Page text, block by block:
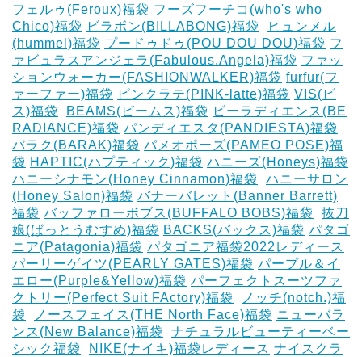
フェルゥ(Feroux)福袋 フーズフーチコ(who's who
Chico)福袋 ビラボン(BILLABONG)福袋
ヒュンメル
(hummel)福袋 プードゥドゥ(POU DOU DOU)福袋 フ
ァビュラスアンジェラ(Fabulous.Angela)福袋 ファッ
ションウォーカー(FASHIONWALKER)福袋 furfur(フ
ァーファー)福袋 ピンクラテ(PINK-latte)福袋 VIS(ビ
ス)福袋
BEAMS(ビームス)福袋 ビーラディエンス(BE
RADIANCE)福袋 パンディエスタ(PANDIESTA)福袋
バラク(BARAK)福袋 パメオポーズ(PAMEO POSE)福
袋 HAPTIC(ハプティック)福袋 ハニーズ(Honeys)福袋
ハニーシナモン(Honey Cinnamon)福袋
ハニーサロン
(Honey Salon)福袋 バナーバレット(Banner Barrett)
福袋 バッファローボブス(BUFFALO BOBS)福袋
抜刀
娘(ばっとうむすめ)福袋 BACKS(バックス)福袋 パタゴ
ニア(Patagonia)福袋 パタゴニア福袋2022レディース
パーリーゲイツ(PEARLY GATES)福袋 パープル＆イ
エロー(Purple&Yellow)福袋 パーフェクトスーツファ
クトリー(Perfect Suit FActory)福袋
ノッチ(notch.)福
袋
ノースフェイス(THE North Face)福袋 ニューバラ
ンス(New Balance)福袋
ナチュラルビューティーベー
シック福袋
NIKE(ナイキ)福袋レディース ナイスクラ